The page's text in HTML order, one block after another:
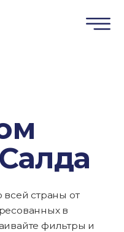
страны от
в
фильтры и